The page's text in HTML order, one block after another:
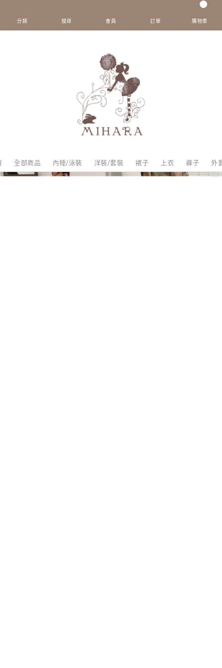
分類 搜尋 會員 訂單 購物車
全部商品 內睡/泳裝 洋裝/套裝 裙子 上衣 褲子 外